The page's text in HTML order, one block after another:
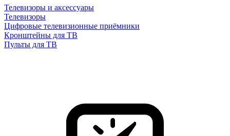
Телевизоры и аксессуары
Телевизоры
Цифровые телевизионные приёмники
Кронштейны для ТВ
Пульты для ТВ